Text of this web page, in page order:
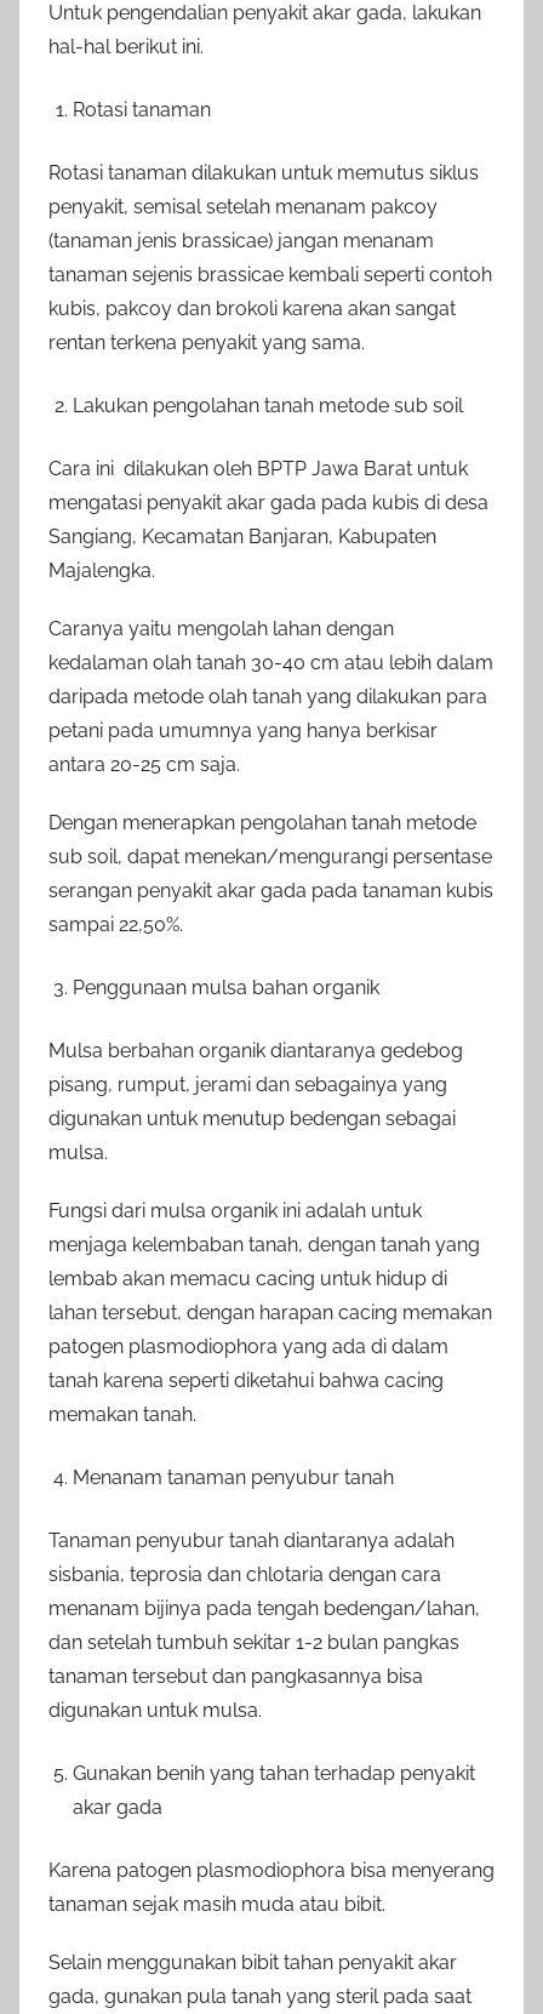
Untuk pengendalian penyakit akar gada, lakukan
hal-hal berikut ini.
Rotasi tanaman
Rotasi tanaman dilakukan untuk memutus siklus
penyakit, semisal setelah menanam pakcoy
(tanaman jenis brassicae) jangan menanam
tanaman sejenis brassicae kembali seperti contoh
kubis, pakcoy dan brokoli karena akan sangat
rentan terkena penyakit yang sama.
Lakukan pengolahan tanah metode sub soil
Cara ini dilakukan oleh BPTP Jawa Barat untuk
mengatasi penyakit akar gada pada kubis di desa
Sangiang, Kecamatan Banjaran, Kabupaten
Majalengka.
Caranya yaitu mengolah lahan dengan
kedalaman olah tanah 30-40 cm atau lebih dalam
daripada metode olah tanah yang dilakukan para
petani pada umumnya yang hanya berkisar
antara 20-25 cm saja.
Dengan menerapkan pengolahan tanah metode
sub soil, dapat menekan/mengurangi persentase
serangan penyakit akar gada pada tanaman kubis
sampai 22,50%.
Penggunaan mulsa bahan organik
Mulsa berbahan organik diantaranya gedebog
pisang, rumput, jerami dan sebagainya yang
digunakan untuk menutup bedengan sebagai
mulsa.
Fungsi dari mulsa organik ini adalah untuk
menjaga kelembaban tanah, dengan tanah yang
lembab akan memacu cacing untuk hidup di
lahan tersebut, dengan harapan cacing memakan
patogen plasmodiophora yang ada di dalam
tanah karena seperti diketahui bahwa cacing
memakan tanah.
Menanam tanaman penyubur tanah
Tanaman penyubur tanah diantaranya adalah
sisbania, teprosia dan chlotaria dengan cara
menanam bijinya pada tengah bedengan/lahan,
dan setelah tumbuh sekitar 1-2 bulan pangkas
tanaman tersebut dan pangkasannya bisa
digunakan untuk mulsa.
Gunakan benih yang tahan terhadap penyakit
akar gada
Karena patogen plasmodiophora bisa menyerang
tanaman sejak masih muda atau bibit.
Selain menggunakan bibit tahan penyakit akar
gada, gunakan pula tanah yang steril pada saat